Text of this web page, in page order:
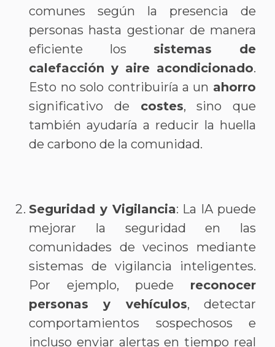
comunes según la presencia de
personas hasta gestionar de manera
eficiente los sistemas de
calefacción y aire acondicionado.
Esto no solo contribuiría a un ahorro
significativo de costes, sino que
también ayudaría a reducir la huella
de carbono de la comunidad.
Seguridad y Vigilancia: La IA puede
mejorar la seguridad en las
comunidades de vecinos mediante
sistemas de vigilancia inteligentes.
Por ejemplo, puede reconocer
personas y vehículos, detectar
comportamientos sospechosos e
incluso enviar alertas en tiempo real